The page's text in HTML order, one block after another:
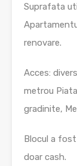
Suprafata
renovare.
Acces:
metrou
gradinite,
Blocul a
doar cash.